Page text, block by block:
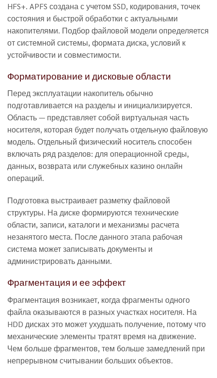
HFS+. APFS создана с учетом SSD, кодирования, точек
состояния и быстрой обработки с актуальными
накопителями. Подбор файловой модели определяется
от системной системы, формата диска, условий к
устойчивости и совместимости.
Форматирование и дисковые области
Перед эксплуатации накопитель обычно
подготавливается на разделы и инициализируется.
Область — представляет собой виртуальная часть
носителя, которая будет получать отдельную файловую
модель. Отдельный физический носитель способен
включать ряд разделов: для операционной среды,
данных, возврата или служебных казино онлайн
операций.
Подготовка выстраивает разметку файловой
структуры. На диске формируются технические
области, записи, каталоги и механизмы расчета
незанятого места. После данного этапа рабочая
система может записывать документы и
администрировать данными.
Фрагментация и ее эффект
Фрагментация возникает, когда фрагменты одного
файла оказываются в разных участках носителя. На
HDD дисках это может ухудшать получение, потому что
механические элементы тратят время на движение.
Чем больше фрагментов, тем больше замедлений при
непрерывном считывании больших объектов.